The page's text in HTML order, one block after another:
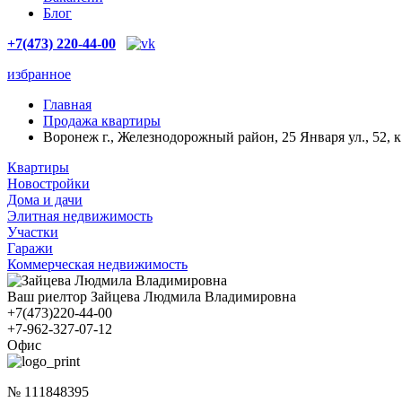
Блог
+7(473) 220-44-00
избранное
Главная
Продажа квартиры
Воронеж г., Железнодорожный район, 25 Января ул., 52,
Квартиры
Новостройки
Дома и дачи
Элитная недвижимость
Участки
Гаражи
Коммерческая недвижимость
Ваш риелтор Зайцева Людмила Владимировна
+7(473)220-44-00
+7-962-327-07-12
Офис
№ 111848395